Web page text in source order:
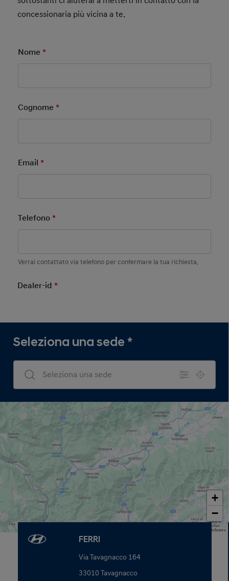
concessionaria più vicina a te.
Nome *Mandatory Field
Cognome *Mandatory Field
Email *Mandatory Field
Telefono *Mandatory Field
Verrai contattato via telefono per confermare la tua richiesta.
Dealer-id*
+
−
Map data © OpenStreetMap contributors
Seleziona una sede*
Dealers Search
FERRI
Via Tavagnacco 164
33010 Tavagnacco